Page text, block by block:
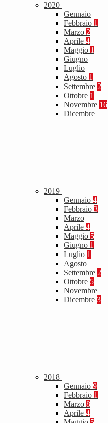
2020
Gennaio
Febbraio 1
Marzo 2
Aprile 4
Maggio 1
Giugno
Luglio
Agosto 1
Settembre 2
Ottobre 1
Novembre 16
Dicembre
2019
Gennaio 4
Febbraio 3
Marzo
Aprile 4
Maggio 5
Giugno 1
Luglio 1
Agosto
Settembre 2
Ottobre 5
Novembre
Dicembre 3
2018
Gennaio 9
Febbraio 1
Marzo 8
Aprile 4